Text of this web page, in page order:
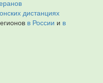
дистанциях
в России и в